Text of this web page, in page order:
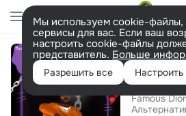
Мы используем cookie-файлы,
сервисы для вас. Если ваш
настроить cookie-файлы
представитель. Больше
Разрешить все Настроить
Сингл
Famous